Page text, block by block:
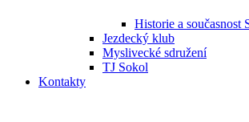
Historie a současnost
Jezdecký klub
Myslivecké sdružení
TJ Sokol
Kontakty